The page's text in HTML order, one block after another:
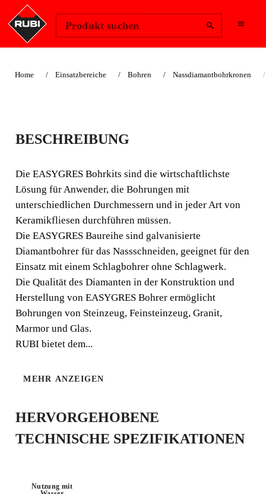
Produkt suchen
Home Einsatzbereiche Bohren Nassdiamantbohrkronen
EASYGRES PLUS
DIAMANTBOHRKR
ONEN-SETS
Die EASYGRES Bohrkits sind die wirtschaftlichste
Lösung für Anwender, die Bohrungen mit
unterschiedlichen Durchmessern und in jeder Art von
Keramikfliesen durchführen müssen.
MATERIAL :
EUG
HINE OHNE
NKTION
BESCHREIBUNG
Die EASYGRES Bohrkits sind die wirtschaftlichste
Lösung für Anwender, die Bohrungen mit
unterschiedlichen Durchmessern und in jeder Art von
Keramikfliesen durchführen müssen.
Die EASYGRES Baureihe sind galvanisierte
Diamantbohrer für das Nassschneiden, geeignet für den
Einsatz mit einem Schlagbohrer ohne Schlagwerk.
Die Qualität des Diamanten in der Konstruktion und
Herstellung von EASYGRES Bohrer ermöglicht
Bohrungen von Steinzeug, Feinsteinzeug, Granit,
Marmor und Glas.
RUBI bietet dem...
MEHR ANZEIGEN
HERVORGEHOBENE
TECHNISCHE SPEZIFIKATIONEN
Nutzung mit